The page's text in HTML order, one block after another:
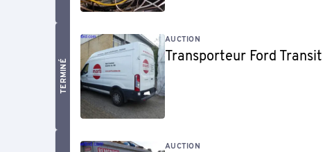
TERMINÉ
AUCTION
Transporteur Ford
AUCTION